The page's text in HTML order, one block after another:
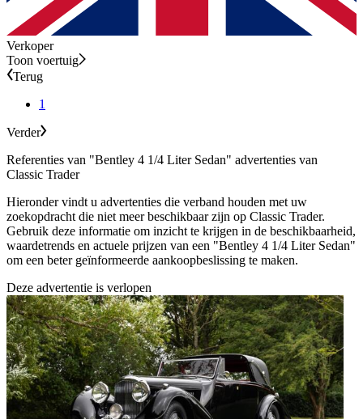
Verkoper
Toon voertuig
Terug
1
Verder
Referenties van "Bentley 4 1/4 Liter Sedan" advertenties van
Classic Trader
Hieronder vindt u advertenties die verband houden met uw
zoekopdracht die niet meer beschikbaar zijn op Classic Trader.
Gebruik deze informatie om inzicht te krijgen in de beschikbaarheid,
waardetrends en actuele prijzen van een "Bentley 4 1/4 Liter Sedan"
om een beter geïnformeerde aankoopbeslissing te maken.
Deze advertentie is verlopen